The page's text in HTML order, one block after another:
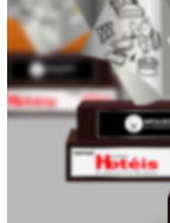
VEJA
TAMBÉM